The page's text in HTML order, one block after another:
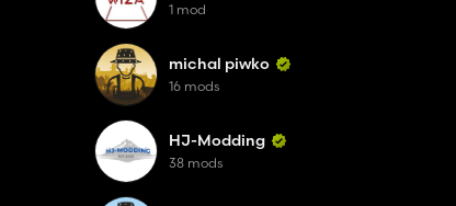
1 mod
michal piwko
16 mods
HJ-Modding
38 mods